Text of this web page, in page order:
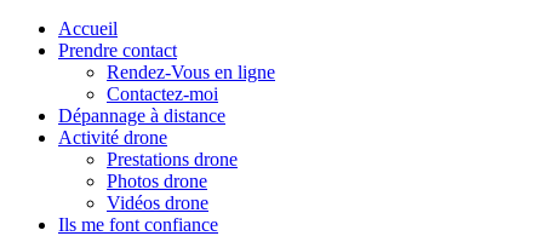
Accueil
Prendre contact
Rendez-Vous en ligne
Contactez-moi
Dépannage à distance
Activité drone
Prestations drone
Photos drone
Vidéos drone
Ils me font confiance